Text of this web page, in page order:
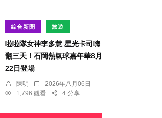
綜合新聞 旅遊
啦啦隊女神李多慧 星光卡司嗨
翻三天！石岡熱氣球嘉年華8月
22日登場
陳明
2026年八月06日
1,796 觀看
4 分享